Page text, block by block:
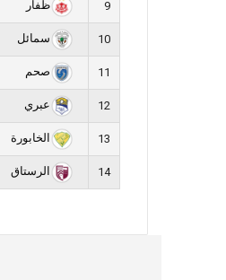
9 ظفار
10 سمائل
11 صحم
12 عبري
13 الخابورة
14 الرستاق